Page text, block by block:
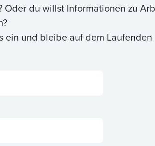
du willst Informationen zu
ein und bleibe auf dem Laufenden